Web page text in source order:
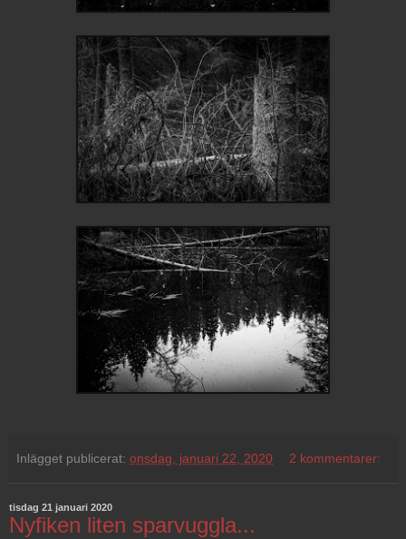
Inlägget publicerat: onsdag, januari 22, 2020 2 kommentarer:
tisdag 21 januari 2020
Nyfiken liten sparvuggla...